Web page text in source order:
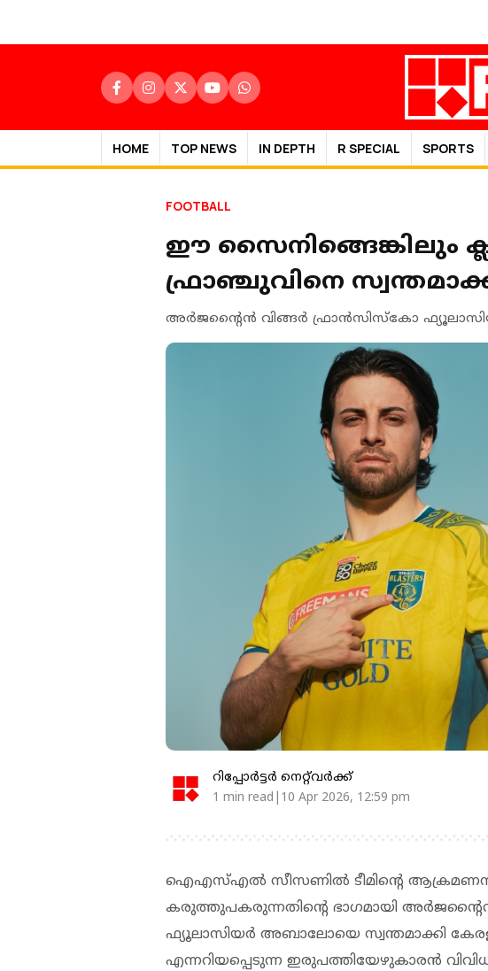
HOME TOP NEWS IN DEPTH R SPECIAL SPORTS
FOOTBALL
ഈ സൈനിങ്ങെങ്കിലും
ഫ്രാഞ്ചുവിനെ
അർജന്റൈൻ വിങ്ങർ ഫ്രാൻസിസ്കോ
റിപ്പോർട്ടർ നെറ്റ്‌വര്‍ക്ക്‌
1 min read|10 Apr 2026, 12:59 pm
ഐഎസ്എൽ സീസണിൽ ടീമിന്റെ
കരുത്തുപകരുന്നതിന്റെ ഭാഗമായി
ഫ്യൂലാസിയർ അബാലോയെ സ്വന്തമാക്കി
എന്നറിയപ്പെടുന്ന ഇരുപത്തിയേഴുകാരൻ